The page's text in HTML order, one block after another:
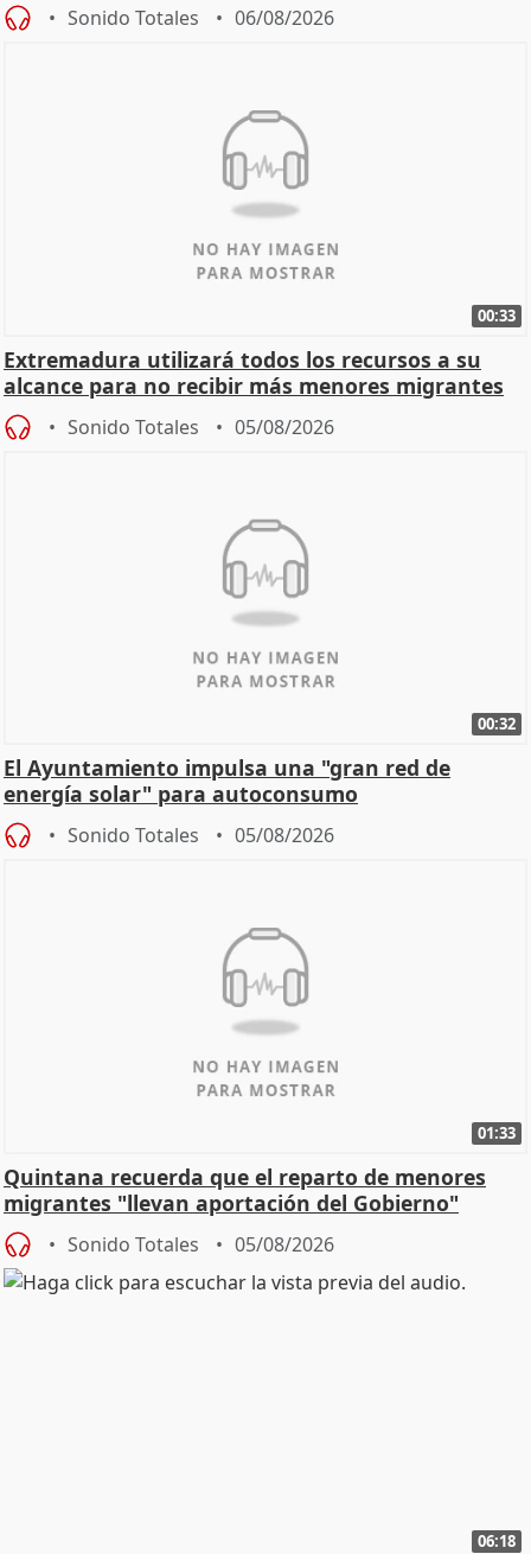
Sonido Totales 06/08/2026
00:33
Extremadura utilizará todos los recursos a su
alcance para no recibir más menores migrantes
Sonido Totales 05/08/2026
00:32
El Ayuntamiento impulsa una "gran red de
energía solar" para autoconsumo
Sonido Totales 05/08/2026
01:33
Quintana recuerda que el reparto de menores
migrantes "llevan aportación del Gobierno"
central
Sonido Totales 05/08/2026
06:18